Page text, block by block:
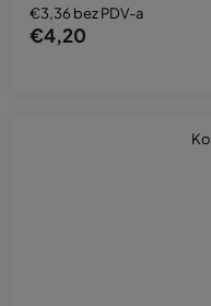
€3,36 bez PDV-a
€4,20